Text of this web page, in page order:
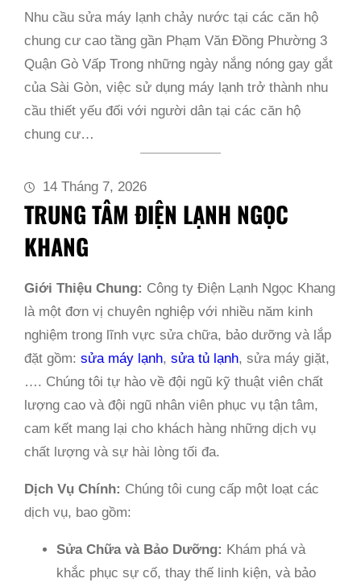
Nhu cầu sửa máy lạnh chảy nước tại các căn hộ
chung cư cao tầng gần Phạm Văn Đồng Phường 3
Quận Gò Vấp Trong những ngày nắng nóng gay gắt
của Sài Gòn, việc sử dụng máy lạnh trở thành nhu
cầu thiết yếu đối với người dân tại các căn hộ
chung cư…
14 Tháng 7, 2026
TRUNG TÂM ĐIỆN LẠNH NGỌC
KHANG
Giới Thiệu Chung: Công ty Điện Lạnh Ngọc Khang
là một đơn vị chuyên nghiệp với nhiều năm kinh
nghiệm trong lĩnh vực sửa chữa, bảo dưỡng và lắp
đặt gồm: sửa máy lạnh, sửa tủ lạnh, sửa máy giặt,
…. Chúng tôi tự hào về đội ngũ kỹ thuật viên chất
lượng cao và đội ngũ nhân viên phục vụ tận tâm,
cam kết mang lại cho khách hàng những dịch vụ
chất lượng và sự hài lòng tối đa.
Dịch Vụ Chính: Chúng tôi cung cấp một loạt các
dịch vụ, bao gồm:
Sửa Chữa và Bảo Dưỡng: Khám phá và
khắc phục sự cố, thay thế linh kiện, và bảo